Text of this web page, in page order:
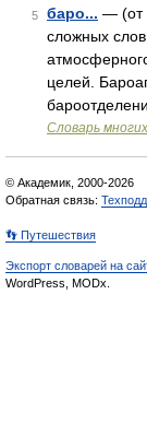
5 баро... — (от
сложных
целей.
Словарь
© Академик, 2000-2026
Обратная связь:
👣 Путешествия
Экспорт словарей на
WordPress, MODx.